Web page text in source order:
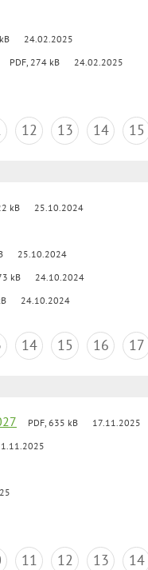
24.02.2025
PDF, 274 kB 24.02.2025
12 13 14 15
kB 25.10.2024
25.10.2024
kB 24.10.2024
24.10.2024
14 15 16 17
PDF, 635 kB 17.11.2025
11 12 13 14